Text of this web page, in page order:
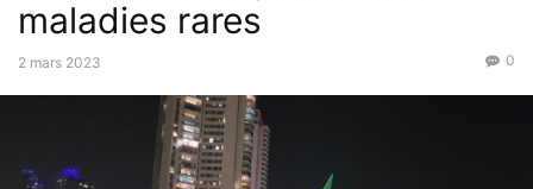
maladies rares
2 mars 2023 0